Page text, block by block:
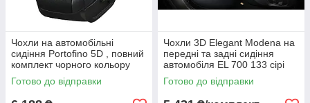
Чохли на автомобільні
сидіння Portofino 5D , повний
комплект чорного кольору
Elegant EL 700 176
Готово до відправки
Чохли 3D Elegant Modena на
передні та задні сидіння
автомобіля EL 700 133 сірі
Готово до відправки